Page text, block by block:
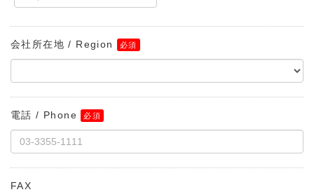
会社所在地 / Region
電話 / Phone
FAX